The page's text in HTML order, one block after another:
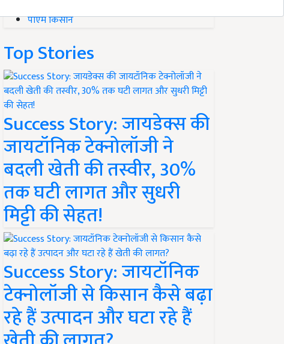
पीएम किसान
Top Stories
Success Story: जायडेक्स की
जायटॉनिक टेक्नोलॉजी ने
बदली खेती की तस्वीर, 30%
तक घटी लागत और सुधरी
मिट्टी की सेहत!
Success Story: जायटॉनिक
टेक्नोलॉजी से किसान कैसे बढ़ा
रहे हैं उत्पादन और घटा रहे हैं